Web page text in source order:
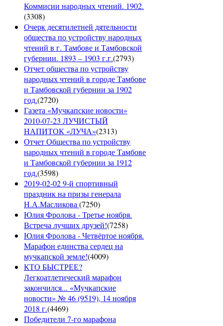
Коммисии народных чтений. 1902.
(3308)
Очерк десятилетней дятельности
общества по устройству народных
чтений в г. Тамбове и Тамбовской
губернии. 1893 – 1903 г.г.(2793)
Отчет общества по устройству
народных чтений в городе Тамбове
и Тамбовской губернии за 1902
год.(2720)
Газета «Мучкапские новости»
2010-07-23 ЛУЧИСТЫЙ
НАПИТОК «ЛУЧА»(2313)
Отчет Общества по устройству
народных чтений в городе Тамбове
и Тамбовской губернии за 1912
год.(3598)
2019-02-02 9-й спортивный
праздник на призы генерала
Н.А.Масликова(7250)
Юлия Фролова - Третье ноября.
Встреча лучших друзей!(7258)
Юлия Фролова - Четвёртое ноября.
Марафон единства сердец на
мучкапской земле!(4009)
КТО БЫСТРЕЕ?
Легкоатлетический марафон
закончился... «Мучкапские
новости» № 46 (9519), 14 ноября
2018 г.(4469)
Победители 7-го марафона